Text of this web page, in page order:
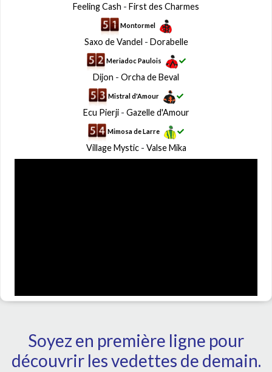
Feeling Cash - First des Charmes
Montormel
Saxo de Vandel - Dorabelle
Meriadoc Paulois
Dijon - Orcha de Beval
Mistral d'Amour
Ecu Pierji- Gazelle d'Amour
Mimosa de Larre
Village Mystic- Valse Mika
Soyez en première ligne pour
découvrir les vedettes de demain.